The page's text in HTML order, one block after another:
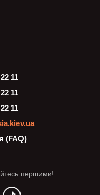
11
11
11
(FAQ)
першими!